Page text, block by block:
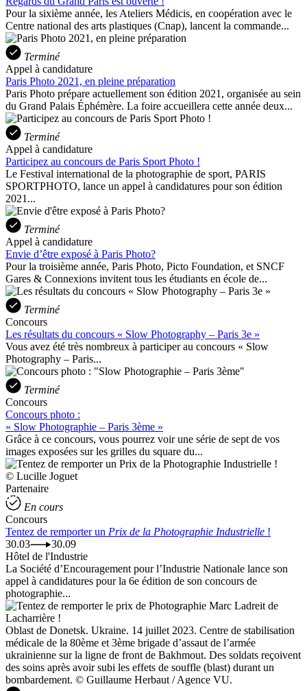
Pour la sixième année, les Ateliers Médicis, en coopération avec le
Centre national des arts plastiques (Cnap), lancent la commande...
Terminé
Appel à candidature
Paris Photo 2021, en pleine préparation
Paris Photo prépare actuellement son édition 2021, organisée au sein
du Grand Palais Éphémère. La foire accueillera cette année deux...
Terminé
Appel à candidature
Participez au concours de Paris Sport Photo !
Le Festival international de la photographie de sport, PARIS
SPORTPHOTO, lance un appel à candidatures pour son édition
2021...
Terminé
Appel à candidature
Envie d’être exposé à Paris Photo?
Pour la troisième année, Paris Photo, Picto Foundation, et SNCF
Gares & Connexions invitent tous les étudiants en école de...
Terminé
Concours
Les résultats du concours « Slow Photography – Paris 3e »
Vous avez été très nombreux à participer au concours « Slow
Photography – Paris...
Terminé
Concours
Concours photo :
« Slow Photographie – Paris 3ème »
Grâce à ce concours, vous pourrez voir une série de sept de vos
images exposées sur les grilles du square du...
© Lucille Joguet
Partenaire
En cours
Concours
Tentez de remporter un Prix de la Photographie Industrielle !
30.03
30.09
Hôtel de l'Industrie
La Société d’Encouragement pour l’Industrie Nationale lance son
appel à candidatures pour la 6e édition de son concours de
photographie...
Oblast de Donetsk. Ukraine. 14 juillet 2023. Centre de stabilisation
médicale de la 80ème et 3ème brigade d’assaut de l’armée
ukrainienne sur la ligne de front de Bakhmout. Des soldats reçoivent
des soins après avoir subi les effets de souffle (blast) durant un
bombardement. © Guillaume Herbaut / Agence VU.